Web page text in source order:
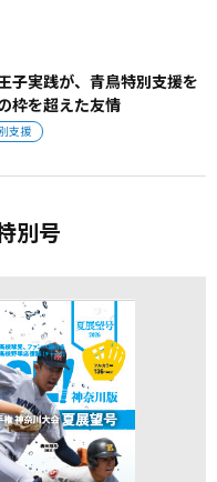
子実践が、青鳥特別支援を
枠を超えた友情
支援
別号